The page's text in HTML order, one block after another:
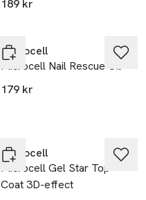
189 kr
Microcell
Microcell Nail Rescue Oil
179 kr
Microcell
Microcell Gel Star Top
Coat 3D-effect